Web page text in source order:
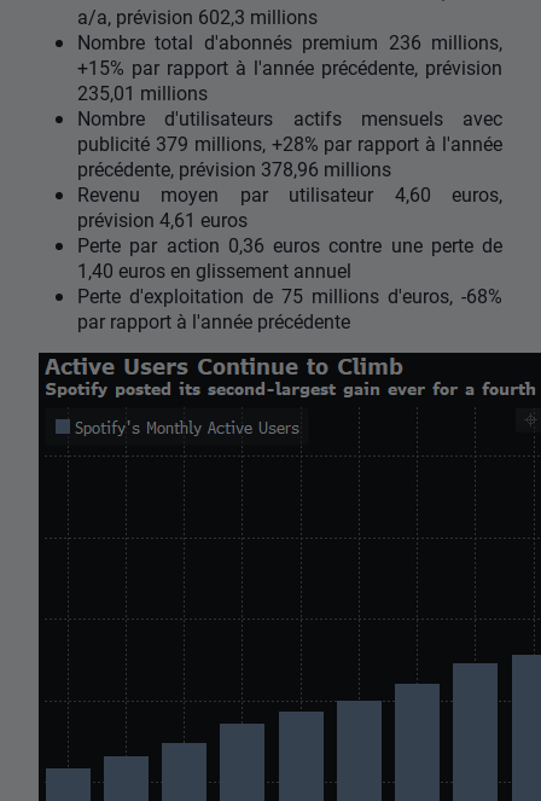
a/a, prévision 602,3 millions
Nombre total d'abonnés premium 236 millions,
+15% par rapport à l'année précédente, prévision
235,01 millions
Nombre d'utilisateurs actifs mensuels avec
publicité 379 millions, +28% par rapport à l'année
précédente, prévision 378,96 millions
Revenu moyen par utilisateur 4,60 euros,
prévision 4,61 euros
Perte par action 0,36 euros contre une perte de
1,40 euros en glissement annuel
Perte d'exploitation de 75 millions d'euros, -68%
par rapport à l'année précédente